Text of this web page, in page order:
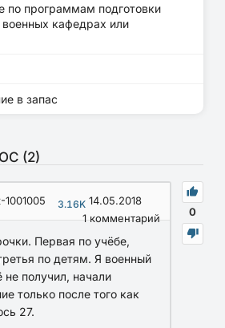
по программам подготовки
кафедрах или
в запас
(2)
0
3.16K 14.05.2018
1комментарий
Первая по учёбе,
по детям. Я военный
не получил, начали
только после того как
27.